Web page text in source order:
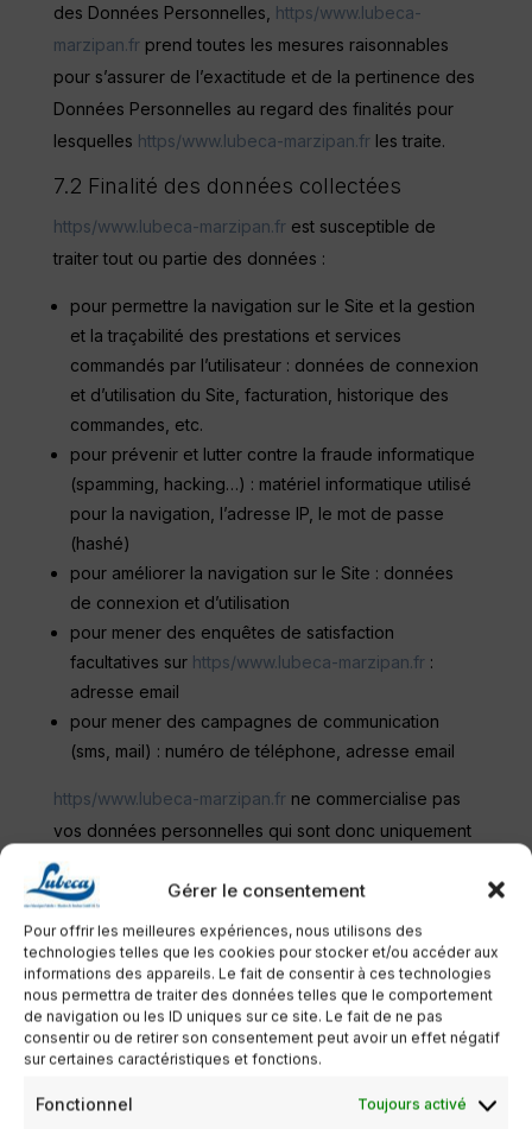
Gérer le consentement
Pour offrir les meilleures expériences, nous utilisons des
technologies telles que les cookies pour stocker et/ou accéder aux
informations des appareils. Le fait de consentir à ces technologies
nous permettra de traiter des données telles que le comportement
de navigation ou les ID uniques sur ce site. Le fait de ne pas
consentir ou de retirer son consentement peut avoir un effet négatif
sur certaines caractéristiques et fonctions.
Fonctionnel Toujours activé
des Données Personnelles, https/www.lubeca-
marzipan.frprend toutes les mesures raisonnables
pour s’assurer de l’exactitude et de la pertinence des
Données Personnelles au regard des finalités pour
lesquelles https/www.lubeca-marzipan.frles traite.
7.2 Finalité des données collectées
https/www.lubeca-marzipan.frest susceptible de
traiter tout ou partie des données :
pour permettre la navigation sur le Site et la gestion
et la traçabilité des prestations et services
commandés par l’utilisateur : données de connexion
et d’utilisation du Site, facturation, historique des
commandes, etc.
pour prévenir et lutter contre la fraude informatique
(spamming, hacking…) : matériel informatique utilisé
pour la navigation, l’adresse IP, le mot de passe
(hashé)
pour améliorer la navigation sur le Site : données
de connexion et d’utilisation
pour mener des enquêtes de satisfaction
facultatives sur https/www.lubeca-marzipan.fr:
adresse email
pour mener des campagnes de communication
(sms, mail) : numéro de téléphone, adresse email
https/www.lubeca-marzipan.frne commercialise pas
vos données personnelles qui sont donc uniquement
utilisées par nécessité ou à des fins statistiques et
d’analyses.
7.3 Droit d’accès, de rectification et
d’opposition
Conformément à la réglementation européenne en
vigueur, les Utilisateurs dehttps/www.lubeca-
marzipan.frdisposent des droits suivants :
droit d’accès (article 15 RGPD) et de rectification